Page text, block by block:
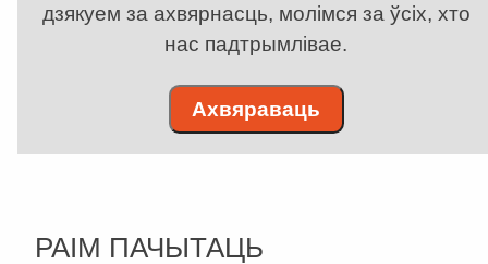
дзякуем за ахвярнасць, молімся за ўсіх, хто
нас падтрымлівае.
Ахвяраваць
РАІМ ПАЧЫТАЦЬ